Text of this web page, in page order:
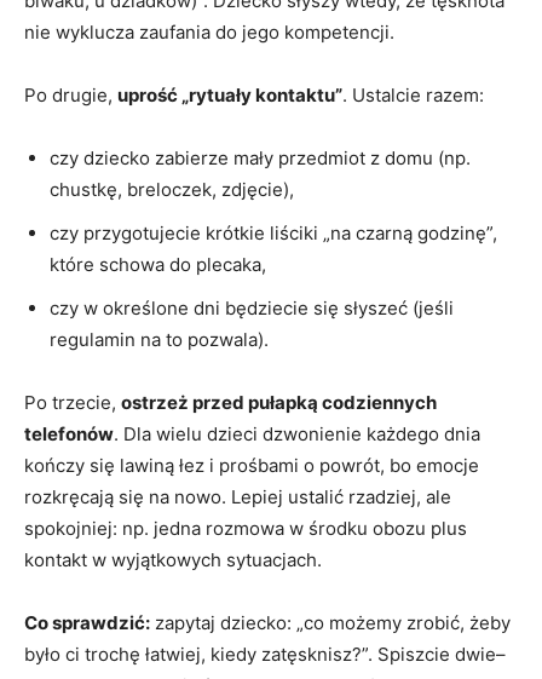
nie wyklucza zaufania do jego kompetencji.
Po drugie, uprość „rytuały kontaktu”. Ustalcie razem:
czy dziecko zabierze mały przedmiot z domu (np.
chustkę, breloczek, zdjęcie),
czy przygotujecie krótkie liściki „na czarną godzinę”,
które schowa do plecaka,
czy w określone dni będziecie się słyszeć (jeśli
regulamin na to pozwala).
Po trzecie, ostrzeż przed pułapką codziennych
telefonów. Dla wielu dzieci dzwonienie każdego dnia
kończy się lawiną łez i prośbami o powrót, bo emocje
rozkręcają się na nowo. Lepiej ustalić rzadziej, ale
spokojniej: np. jedna rozmowa w środku obozu plus
kontakt w wyjątkowych sytuacjach.
Co sprawdzić: zapytaj dziecko: „co możemy zrobić, żeby
było ci trochę łatwiej, kiedy zatęsknisz?”. Spiszcie dwie–